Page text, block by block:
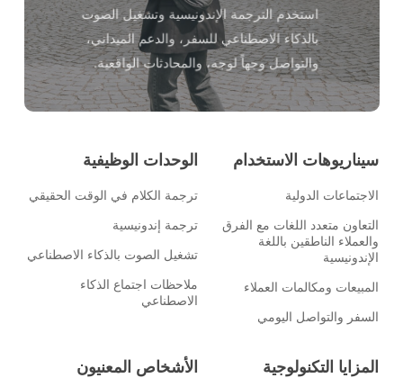
استخدم الترجمة الإندونيسية وتشغيل الصوت
بالذكاء الاصطناعي للسفر، والدعم الميداني،
والتواصل وجهاً لوجه، والمحادثات الواقعية.
الوحدات الوظيفية
ترجمة الكلام في الوقت الحقيقي
ترجمة إندونيسية
تشغيل الصوت بالذكاء الاصطناعي
ملاحظات اجتماع الذكاء
الاصطناعي
سيناريوهات الاستخدام
الاجتماعات الدولية
التعاون متعدد اللغات مع الفرق
والعملاء الناطقين باللغة
الإندونيسية
المبيعات ومكالمات العملاء
السفر والتواصل اليومي
الأشخاص المعنيون المزايا التكنولوجية